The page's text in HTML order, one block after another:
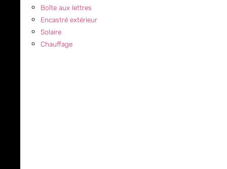
Boîte aux lettres
Encastré extérieur
Solaire
Chauffage